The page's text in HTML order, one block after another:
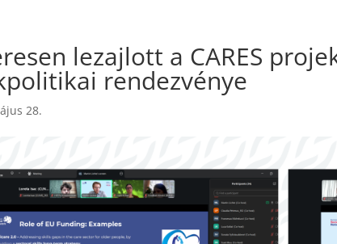
lezajlott a CARES
rendezvénye
28.